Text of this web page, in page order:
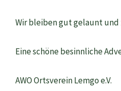
Wir bleiben gut gelaunt
Eine schöne besinnliche
AWO Ortsverein Lemgo e.V.